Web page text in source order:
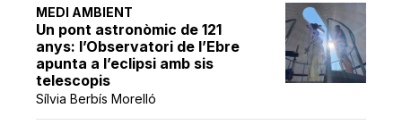
MEDI AMBIENT
Un pont astronòmic de 121
anys: l’Observatori de l’Ebre
apunta a l’eclipsi amb sis
telescopis
Sílvia Berbís Morelló